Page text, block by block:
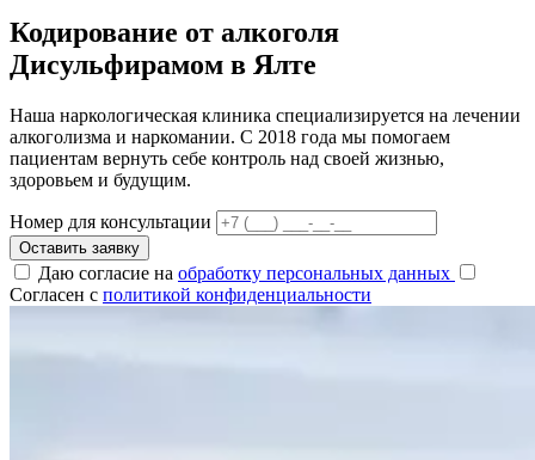
Кодирование от алкоголя
Дисульфирамом в Ялте
Наша наркологическая клиника специализируется на лечении
алкоголизма и наркомании. С 2018 года мы помогаем
пациентам вернуть себе контроль над своей жизнью,
здоровьем и будущим.
Номер для консультации
Оставить заявку
Даю согласие на обработку персональных данных
Согласен с политикой конфиденциальности